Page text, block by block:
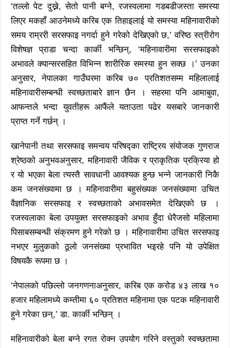
‘तल्लो पेट दुख्ने, सेतो पानी बग्ने, रजस्वलामा गडबडीजस्ता समस्या
लिएर मकहाँ आउनेमध्ये करिब एक तिहाइलाई यो समस्या महिनावारीको
समय राम्ररी सरसफाइ नगर्दा हुने गरेको देखिएको छ,’ वरिष्ठ स्त्रीरोग
विशेषज्ञ प्राडा चन्दा कार्की भन्छिन्, ‘महिनावारीमा सरसफाइको
अभावले क्यान्सरसहित विभिन्न शारीरिक समस्या हुन सक्छ ।’ उनका
अनुसार, नेपालका गाउँघरमा करिब ७० प्रतिशतसम्म महिलालाई
महिनावारीसम्बन्धी स्वच्छताबारे ज्ञान छैन । सहरमा पनि आमाबुवा,
आफन्तले भन्दा युवतीहरू आफैंले यताउता पढेर यसबारे जानकारी
प्राप्त गर्ने गर्छन् ।
खानेपानी तथा सरसफाइ समन्वय परिषद्का राष्ट्रिय संयोजक गुणराज
श्रेष्ठको अनुभवअनुसार, महिनावारी जैविक र प्राकृतिक प्रक्रिया हो
र यो भएका बेला त्यस्तै सावधानी आवश्यक हुन्छ भन्ने जानकारी निकै
कम जनसंख्यामा छ । महिनावारीमा बहुसंख्यक जनसंख्यामा उचित
वैज्ञानिक सरसफाइ र स्वच्छताको अभावसमेत देखिएको छ ।
रजस्वलाका बेला उपयुक्त सरसफाइको अभाव हुँदा धेरैजसो महिलामा
पिसाबसम्बन्धी संक्रमण हुने गरेको छ । महिनावारीमा उचित सरसफाइ
नभएर मुलुकको ठूलो जनसंख्या प्रभावित भइरहे पनि यो उपेक्षित
विषयकै रूपमा छ ।
‘नेपालको पछिल्लो जनगणनाअनुसार, करिब एक करोड ४३ लाख १०
हजार महिलामध्ये कम्तीमा ६० प्रतिशत महिनामा एक पटक महिनावारी
हुने गरेका छन्,’ डा. कार्की भन्छिन् ।
महिनावारीको बेला बग्ने रगत रोक्न उपयोग गरिने वस्तुको स्वच्छतामा